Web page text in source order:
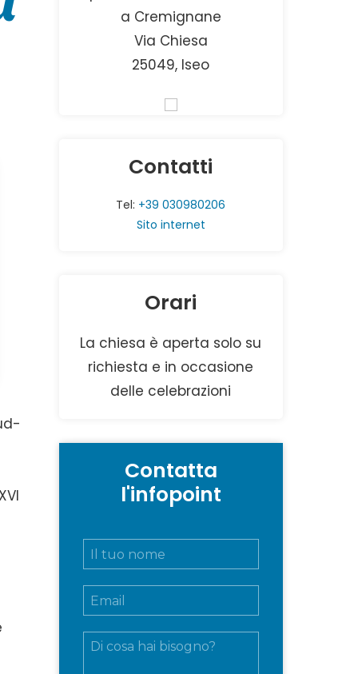
a Cremignane
Via Chiesa
25049, Iseo
Contatti
Tel: +39 030980206
Sito internet
Orari
La chiesa è aperta solo su
richiesta e in occasione
delle celebrazioni
Contatta
l'infopoint
N
E
m
M